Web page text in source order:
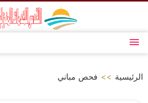
المحتوى
القائمة
الرئيسية >> فحص مباني